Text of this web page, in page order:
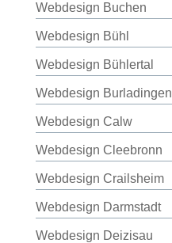
Webdesign Buchen
Webdesign Bühl
Webdesign Bühlertal
Webdesign Burladingen
Webdesign Calw
Webdesign Cleebronn
Webdesign Crailsheim
Webdesign Darmstadt
Webdesign Deizisau